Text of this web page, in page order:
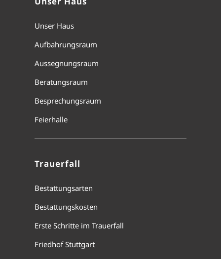
Unser Haus
Aufbahrungsraum
Aussegnungsraum
Beratungsraum
Besprechungsraum
Feierhalle
Trauerfall
Bestattungsarten
Bestattungskosten
Erste Schritte im Trauerfall
Friedhof Stuttgart